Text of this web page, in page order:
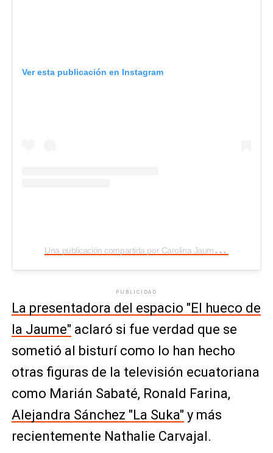
Ver esta publicación en Instagram
U
na publicación compartida por Carolina Jaume (@carolinajaume)
PUBLICIDAD
La presentadora del espacio "El hueco de
la Jaume" aclaró si fue verdad que se
sometió al bisturí como lo han hecho
otras figuras de la televisión ecuatoriana
como Marián Sabaté, Ronald Farina,
Alejandra Sánchez "La Suka" y más
recientemente Nathalie Carvajal.